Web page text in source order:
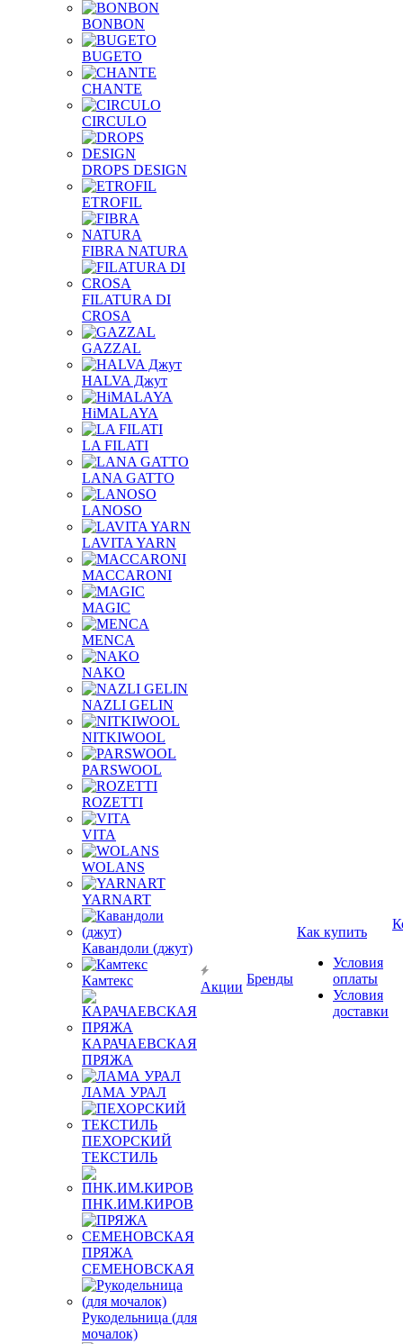
BONBON
BUGETO
CHANTE
CIRCULO
DROPS DESIGN
ETROFIL
FIBRA NATURA
FILATURA DI
CROSA
GAZZAL
HALVA Джут
HiMALAYA
LA FILATI
LANA GATTO
LANOSO
LAVITA YARN
MACCARONI
MAGIC
MENCA
NAKO
NAZLI GELIN
NITKIWOOL
PARSWOOL
ROZETTI
VITA
WOLANS
YARNART
Кавандоли (джут)
Камтекс
КАРАЧАЕВСКАЯ
ПРЯЖА
ЛАМА УРАЛ
ПЕХОРСКИЙ
ТЕКСТИЛЬ
ПНК.ИМ.КИРОВ
ПРЯЖА
СЕМЕНОВСКАЯ
Рукодельница (для
мочалок)
Акции
Бренды
Как купить
Условия
оплаты
Условия
доставки